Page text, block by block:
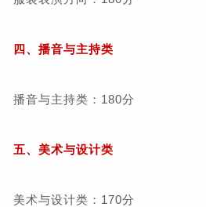
四、播音与主持类
播音与主持类：180分
五、美术与设计类
美术与设计类：170分